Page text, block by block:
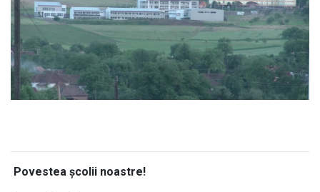
Povestea școlii noastre!